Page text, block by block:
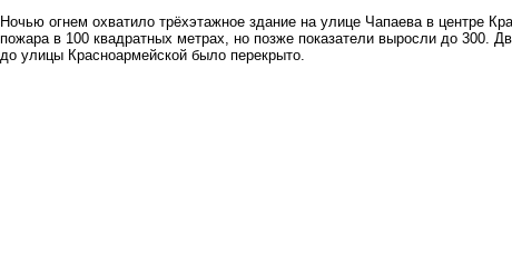
Ночью огнем охватило трёхэтажное здание на улице Чапаева в центре
пожара в 100 квадратных метрах, но позже показатели выросли до 300.
до улицы Красноармейской было перекрыто.